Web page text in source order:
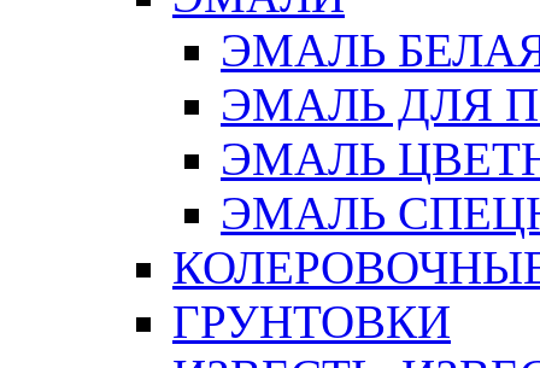
ЭМАЛЬ
ЭМАЛЬ ДЛЯ
ЭМАЛЬ
ЭМАЛЬ
ГРУНТОВКИ